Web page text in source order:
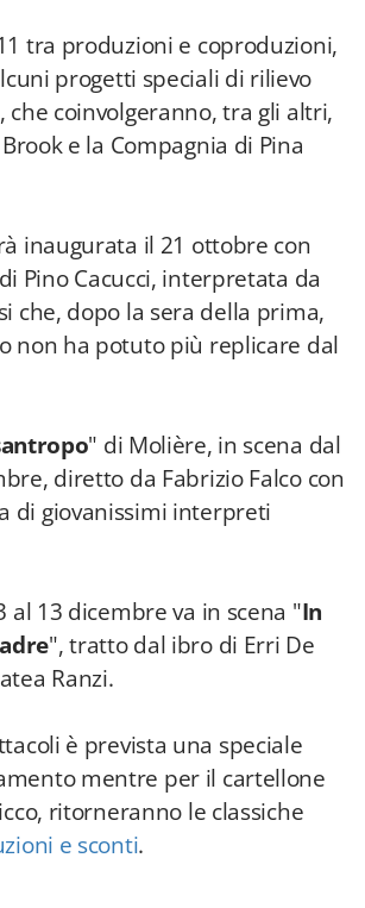
tra produzioni e coproduzioni,
progetti speciali di rilievo
che coinvolgeranno, tra gli altri,
e la Compagnia di Pina
inaugurata il 21 ottobre con
Pino Cacucci, interpretata da
che, dopo la sera della prima,
non ha potuto più replicare dal
" di Molière, in scena dal
diretto da Fabrizio Falco con
di giovanissimi interpreti
al 13 dicembre va in scena "In
", tratto dal ibro di Erri De
Ranzi.
è prevista una speciale
mentre per il cartellone
ritorneranno le classiche
e sconti.